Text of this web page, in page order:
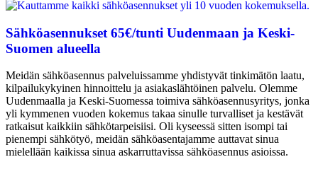
Sähköasennukset 65€/tunti Uudenmaan ja Keski-
Suomen alueella
Meidän sähköasennus palveluissamme yhdistyvät tinkimätön laatu,
kilpailukykyinen hinnoittelu ja asiakaslähtöinen palvelu. Olemme
Uudenmaalla ja Keski-Suomessa toimiva sähköasennusyritys, jonka
yli kymmenen vuoden kokemus takaa sinulle turvalliset ja kestävät
ratkaisut kaikkiin sähkötarpeisiisi. Oli kyseessä sitten isompi tai
pienempi sähkötyö, meidän sähköasentajamme auttavat sinua
mielellään kaikissa sinua askarruttavissa sähköasennus asioissa.